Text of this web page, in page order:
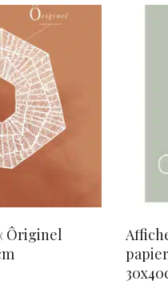
PANIER
Ôriginel